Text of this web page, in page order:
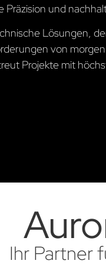
und
Lösungen,
von
Projekte mit
Ihr Partner